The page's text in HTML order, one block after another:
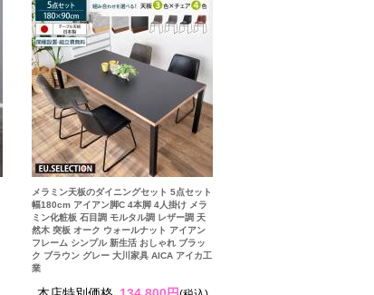
メラミン天板のダイニングセット 5点セット
幅180cm アイアン脚C 4本脚 4人掛け メラ
ミン化粧板 石目調 モルタル調 レザー調 天
然木 突板 オーク ウォールナット アイアン
フレーム シンプル 新生活 おしゃれ ブラッ
ク ブラウン グレー 大川家具 AICA アイカ工
業